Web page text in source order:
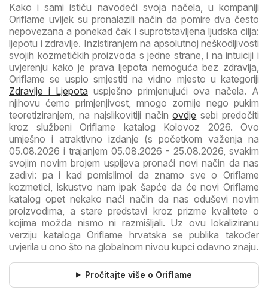
Kako i sami ističu navodeći svoja načela, u kompaniji
Oriflame uvijek su pronalazili način da pomire dva često
nepovezana a ponekad čak i suprotstavljena ljudska cilja:
ljepotu i zdravlje. Inzistiranjem na apsolutnoj neškodljivosti
svojih kozmetičkih proizvoda s jedne strane, i na intuiciji i
uvjerenju kako je prava ljepota nemoguća bez zdravlja,
Oriflame se uspio smjestiti na vidno mjesto u kategoriji
Zdravlje i Ljepota uspješno primjenujući ova načela. A
njihovu ćemo primjenjivost, mnogo zornije nego pukim
teoretiziranjem, na najslikovitiji načinovdje sebi predočiti
kroz službeni Oriflame katalog Kolovoz 2026. Ovo
umješno i atraktivno izdanje (s početkom važenja na
05.08.2026 i trajanjem 05.08.2026 - 25.08.2026, svakim
svojim novim brojem uspijeva pronaći novi način da nas
zadivi: pa i kad pomislimoi da znamo sve o Oriflame
kozmetici, iskustvo nam ipak šapće da će novi Oriflame
katalog opet nekako naći način da nas oduševi novim
proizvodima, a stare predstavi kroz prizme kvalitete o
kojima možda nismo ni razmišljali. Uz ovu lokaliziranu
verziju kataloga Oriflame hrvatska se publika također
uvjerila u ono što na globalnom nivou kupci odavno znaju.
Pročitajte više o Oriflame